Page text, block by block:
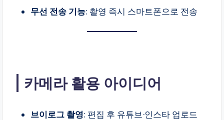
무선 전송 기능: 촬영 즉시 스마트폰으로 전송
카메라 활용 아이디어
브이로그 촬영: 편집 후 유튜브·인스타 업로드